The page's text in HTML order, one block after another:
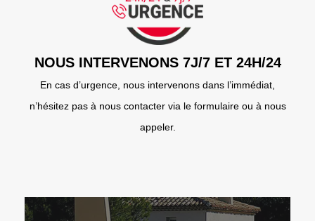
NOUS INTERVENONS 7J/7 ET 24H/24
En cas d’urgence, nous intervenons dans l’immédiat,
n’hésitez pas à nous contacter via le formulaire ou à nous
appeler.